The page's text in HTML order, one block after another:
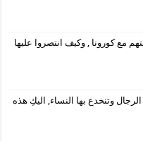
مع كورونا , وكيف انتصروا عليها
وتنخدع بها النساء, اليكِ هذه